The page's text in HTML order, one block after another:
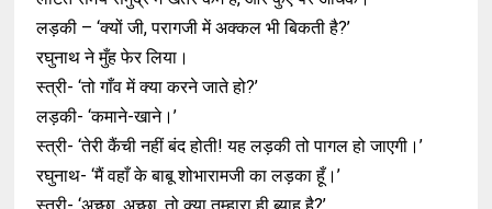
लड़की – ‘क्यों जी, परागजी में अक्कल भी बिकती है?’
रघुनाथ ने मुँह फेर लिया।
स्त्री- ‘तो गाँव में क्या करने जाते हो?’
लड़की- ‘कमाने-खाने।’
स्त्री- ‘तेरी कैंची नहीं बंद होती! यह लड़की तो पागल हो जाएगी।’
रघुनाथ- ‘मैं वहाँ के बाबू शोभारामजी का लड़का हूँ।’